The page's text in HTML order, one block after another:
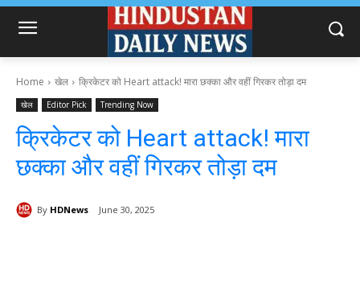
Home खेल क्रिकेटर को Heart attack! मारा छक्का और वहीं गिरकर तोड़ा दम
खेल Editor Pick Trending Now
क्रिकेटर को Heart attack! मारा
छक्का और वहीं गिरकर तोड़ा दम
By HDNews June 30, 2025